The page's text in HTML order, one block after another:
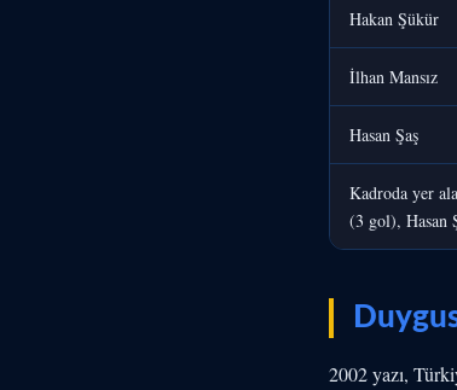
Hakan Şükür
İlhan Mansız
Hasan Şaş
Kadroda yer
(3 gol), Hasan
2002 yazı,